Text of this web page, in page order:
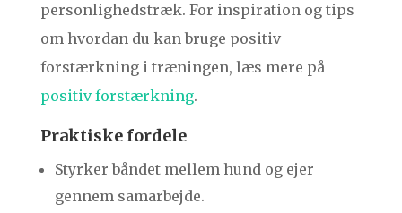
personlighedstræk. For inspiration og tips
om hvordan du kan bruge positiv
forstærkning i træningen, læs mere på
positiv forstærkning.
Praktiske fordele
Styrker båndet mellem hund og ejer
gennem samarbejde.